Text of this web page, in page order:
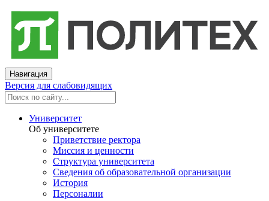
Навигация
Версия для слабовидящих
Университет
Об университете
Приветствие ректора
Миссия и ценности
Структура университета
Сведения об образовательной организации
История
Персоналии